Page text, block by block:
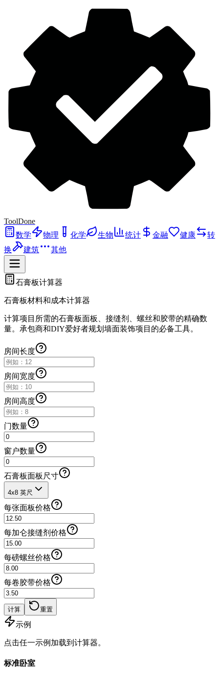
ToolDone
数学
物理 化学 生物 统计 金融 健康
转
换
建筑 其他
石膏板计算器
石膏板材料和成本计算器
计算项目所需的石膏板面板、接缝剂、螺丝和胶带的精确数
量。承包商和DIY爱好者规划墙面装饰项目的必备工具。
房间长度
房间宽度
房间高度
门数量
窗户数量
石膏板面板尺寸
4x8 英尺
每张面板价格
每加仑接缝剂价格
每磅螺丝价格
每卷胶带价格
计算 重置
示例
点击任一示例加载到计算器。
标准卧室